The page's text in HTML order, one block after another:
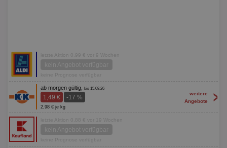
letzte Aktion 0,99 € vor 9 Wochen
kein Angebot verfügbar
keine Prognose verfügbar
ab morgen gültig, bis 15.08.26
1,49 € -17 %
2,98 € je kg
weitere
Angebote
>
letzte Aktion 0,88 € vor 19 Wochen
kein Angebot verfügbar
keine Prognose verfügbar